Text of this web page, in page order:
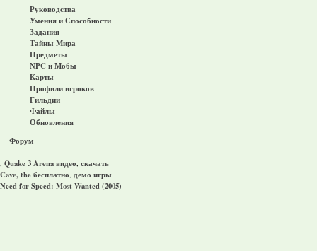
Руководства
Умения и Способности
Задания
Тайны Мира
Предметы
NPC и Мобы
Карты
Профили игроков
Гильдии
Файлы
Обновления
Форум
, Quake 3 Arena видео, скачать
Cave, the бесплатно, демо игры
Need for Speed: Most Wanted (2005)